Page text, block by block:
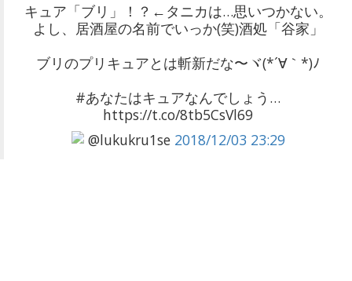
キュア「ブリ」！？←タニカは…思いつかない。
よし、居酒屋の名前でいっか(笑)酒処「谷家」
ブリのプリキュアとは斬新だな〜ヾ(*´∀｀*)ﾉ
#あなたはキュアなんでしょう…
https://t.co/8tb5CsVl69
@lukukru1se 2018/12/03 23:29